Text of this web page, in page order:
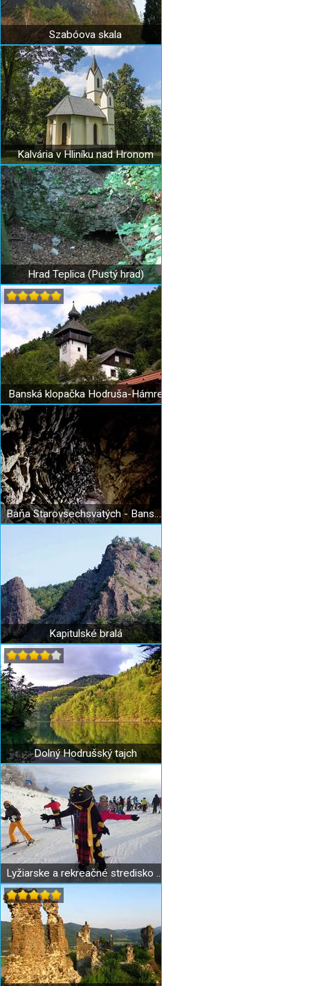
Szabóova skala
Kalvária v Hliníku nad Hronom
Hrad Teplica (Pustý hrad)
Banská klopačka Hodruša-Hámre
Baňa Starovšechsvätých - Banská a geologická expozícia - Hodruša-Hámre
Kapitulské bralá
Dolný Hodrušský tajch
Lyžiarske a rekreačné stredisko Salamandra Resort